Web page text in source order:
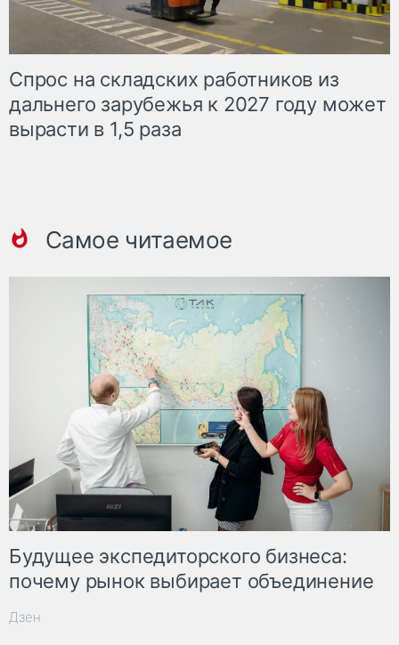
Спрос на складских работников из
дальнего зарубежья к 2027 году может
вырасти в 1,5 раза
Самое читаемое
Будущее экспедиторского бизнеса:
почему рынок выбирает объединение
Дзен